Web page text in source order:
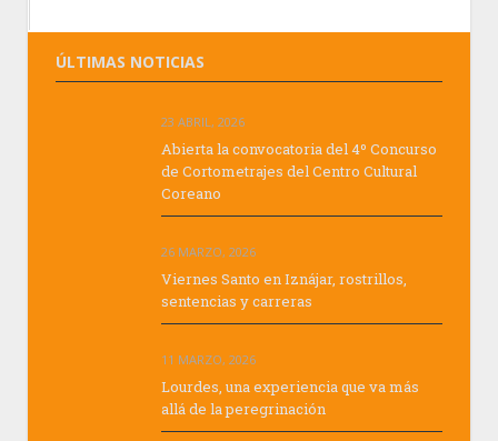
ÚLTIMAS NOTICIAS
23 ABRIL, 2026
Abierta la convocatoria del 4º Concurso
de Cortometrajes del Centro Cultural
Coreano
26 MARZO, 2026
Viernes Santo en Iznájar, rostrillos,
sentencias y carreras
11 MARZO, 2026
Lourdes, una experiencia que va más
allá de la peregrinación